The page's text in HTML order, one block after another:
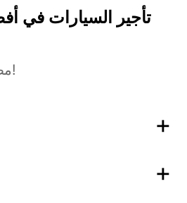
تأجير السيارات في
مطار حول العالم!